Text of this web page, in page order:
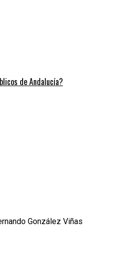
de Andalucía?
González Viñas